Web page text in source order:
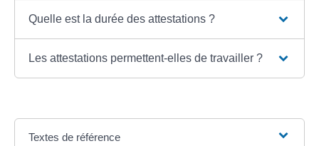
Quelle est la durée des attestations ?
Les attestations permettent-elles de travailler ?
Textes de référence